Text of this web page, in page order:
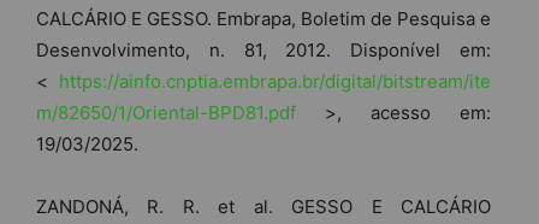
CALCÁRIO E GESSO. Embrapa, Boletim de Pesquisa e
Desenvolvimento, n. 81, 2012. Disponível em:
< https://ainfo.cnptia.embrapa.br/digital/bitstream/ite
m/82650/1/Oriental-BPD81.pdf >, acesso em:
19/03/2025.
ZANDONÁ, R. R. et al. GESSO E CALCÁRIO